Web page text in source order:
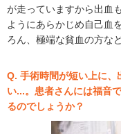
が走っていますから出血
ようにあらかじめ自己血
ろん、極端な貧血の方な
Q. 手術時間が短い上に、
い...。患者さんには福音
るのでしょうか？